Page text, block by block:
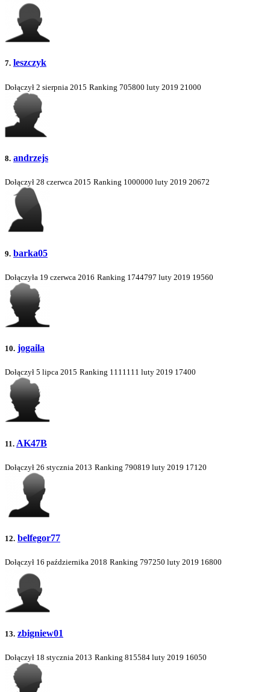
7. leszczyk
Dołączył 2 sierpnia 2015 Ranking 705800 luty 2019 21000
8. andrzejs
Dołączył 28 czerwca 2015 Ranking 1000000 luty 2019 20672
9. barka05
Dołączyła 19 czerwca 2016 Ranking 1744797 luty 2019 19560
10. jogaila
Dołączył 5 lipca 2015 Ranking 1111111 luty 2019 17400
11. AK47B
Dołączył 26 stycznia 2013 Ranking 790819 luty 2019 17120
12. belfegor77
Dołączył 16 października 2018 Ranking 797250 luty 2019 16800
13. zbigniew01
Dołączył 18 stycznia 2013 Ranking 815584 luty 2019 16050